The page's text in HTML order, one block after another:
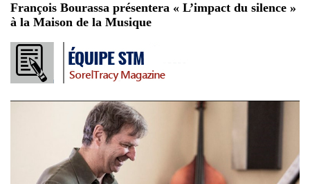
François Bourassa présentera « L’impact du silence »
à la Maison de la Musique